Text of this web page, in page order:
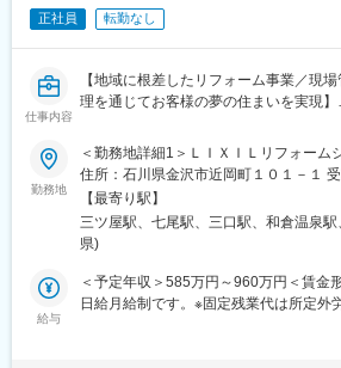
(3)受注を獲得する
遊休地など、活用できていない土地に
の提案をする仕事です。
所有しているオーナー様がいて、家賃
【土地を活用している】ということです
■業務の特徴：
・億単位の商材を提案する仕事となるの
・知識も大事ですが「人として」がと
正社員 転勤なし
仕事内容
【地域に根差したリフォーム事業／現
理を通じてお客様の夢の住まいを実現】
■業務概要：
LIXILリフォームショップアントールに
リフォーム現場管理を中心に、施工の
管理、作業指導、関連業者との調整な
いただきます。お客様や設計担当と連
に貢献する仕事です。
■業務詳細：
勤務地
＜勤務地詳細1＞ＬＩＸＩＬリフォーム
住所：石川県金沢市近岡町１０１－１
可能場所あり＜勤務地詳細2＞ＬＩＸＩ
トール七尾店住所：石川県七尾市小島
策：敷地内喫煙可能場所あり変更の範囲
【最寄り駅】
三ツ屋駅、七尾駅、三口駅、和倉温泉駅
県)
給与
＜予定年収＞585万円～960万円＜賃金
日給月給制です。※固定残業代は所定外